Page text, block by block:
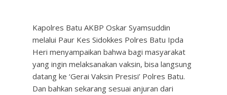
Kapolres Batu AKBP Oskar Syamsuddin
melalui Paur Kes Sidokkes Polres Batu Ipda
Heri menyampaikan bahwa bagi masyarakat
yang ingin melaksanakan vaksin, bisa langsung
datang ke ‘Gerai Vaksin Presisi’ Polres Batu.
Dan bahkan sekarang sesuai anjuran dari